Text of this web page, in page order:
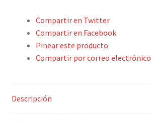
Compartir en Twitter
Compartir en Facebook
Pinear este producto
Compartir por correo electrónico
Descripción